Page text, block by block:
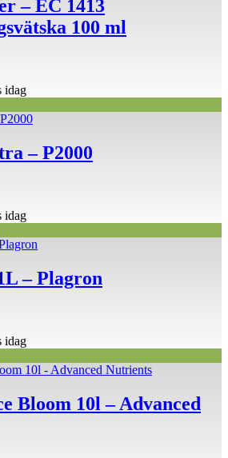
– EC 1413
100 ml
idag
– P2000
idag
– Plagron
idag
Bloom 10l – Advanced